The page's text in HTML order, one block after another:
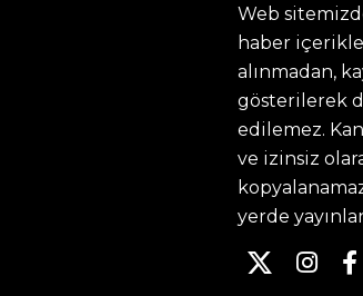
Web
haber
alınmadan,
gösterilerek
edilemez.
ve izinsiz
yerde